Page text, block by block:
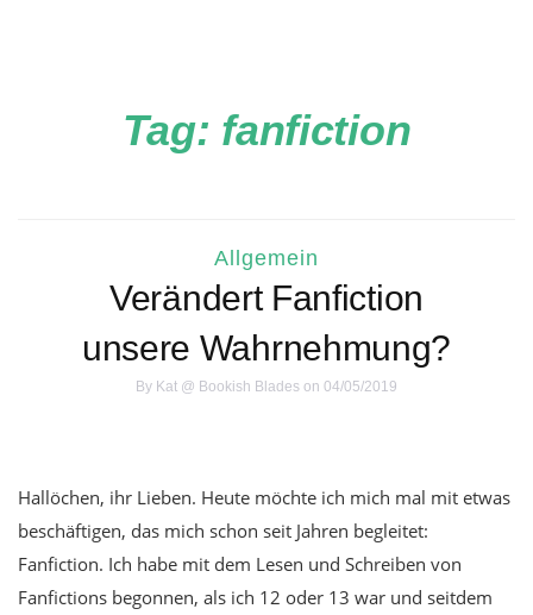
Tag: fanfiction
Allgemein
Verändert Fanfiction
unsere Wahrnehmung?
By Kat @ Bookish Blades on 04/05/2019
Hallöchen, ihr Lieben. Heute möchte ich mich mal mit etwas
beschäftigen, das mich schon seit Jahren begleitet:
Fanfiction. Ich habe mit dem Lesen und Schreiben von
Fanfictions begonnen, als ich 12 oder 13 war und seitdem